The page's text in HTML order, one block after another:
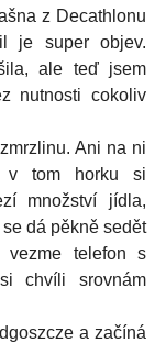
z Decathlonu
je super objev.
ale teď jsem
nutnosti cokoliv
Ani na ni
v tom horku si
množství jídla,
dá pěkně sedět
telefon s
chvíli srovnám
a začíná